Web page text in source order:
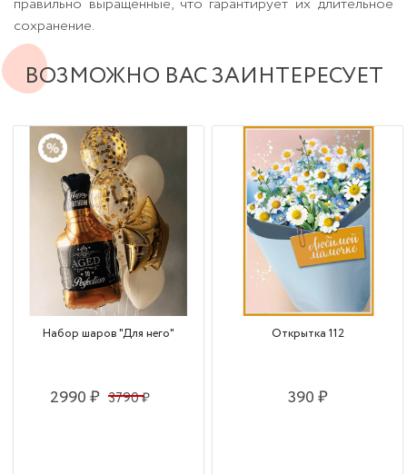
сохранение.
ВОЗМОЖНО ВАС ЗАИНТЕРЕСУЕТ
Набор шаров "Для него"
2990 ₽ 3790 ₽
Открытка 112
390 ₽